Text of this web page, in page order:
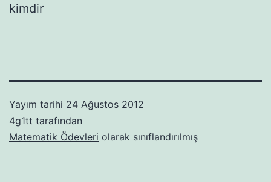
kimdir
Yayım tarihi 24 Ağustos 2012
4g1tt tarafından
Matematik Ödevleri olarak sınıflandırılmış